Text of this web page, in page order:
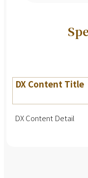
DX Content Title
DX Content Detail